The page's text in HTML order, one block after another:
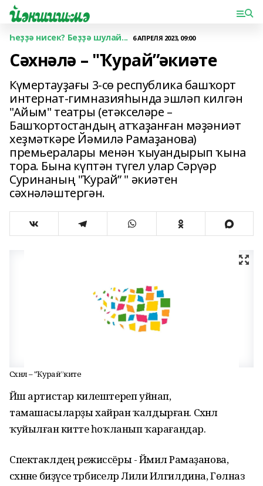
Һеҙҙә нисек? Беҙҙә шулай... 6 АПРЕЛЯ 2023, 09:00
Сәхнәлә – "Ҡурай”әкиәте
Күмертауҙағы 3-сө республика башҡорт
интернат-гимназияһында эшләп килгән
"Айым" театры (етәкселәре –
Башҡортостандың атҡаҙанған мәҙәниәт
хеҙмәткәре Йәмилә Рамаҙанова)
премьералары менән ҡыуандырып ҡына
тора. Бына күптән түгел улар Сәрүәр
Суринаның "Ҡурай” " әкиәтен
сәхнәләштергән.
Сәхнәлә – "Ҡурай”әкиәте
Йәш артистар килештереп уйнап,
тамашасыларҙы хайран ҡалдырған. Сәхнәлә
ҡуйылған әкиәтте һоҡланып ҡарағандар.
Спектаклдең режиссёры - Йәмилә Рамаҙанова,
сәхнәне биҙәүсе тәрбиәселәр Лилиә Илгилдина, Гөлназ